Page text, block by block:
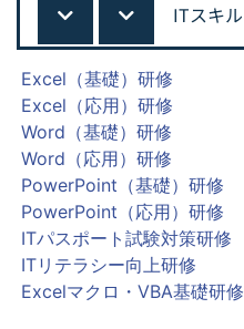
ITスキル
Excel（基礎）研修
Excel（応用）研修
Word（基礎）研修
Word（応用）研修
PowerPoint（基礎）研修
PowerPoint（応用）研修
ITパスポート試験対策研修
ITリテラシー向上研修
Excelマクロ・VBA基礎研修